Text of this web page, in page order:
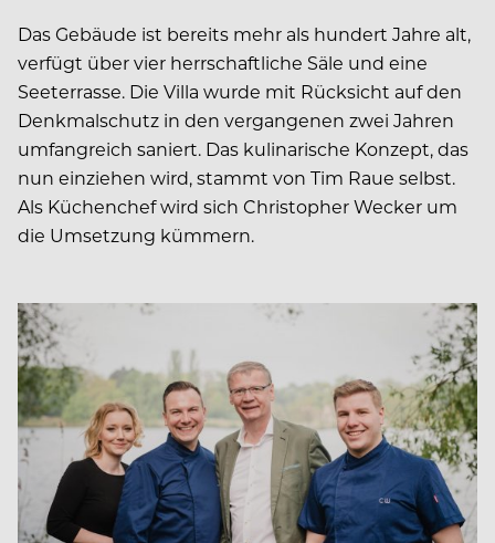
Das Gebäude ist bereits mehr als hundert Jahre alt,
verfügt über vier herrschaftliche Säle und eine
Seeterrasse. Die Villa wurde mit Rücksicht auf den
Denkmalschutz in den vergangenen zwei Jahren
umfangreich saniert. Das kulinarische Konzept, das
nun einziehen wird, stammt von Tim Raue selbst.
Als Küchenchef wird sich Christopher Wecker um
die Umsetzung kümmern.